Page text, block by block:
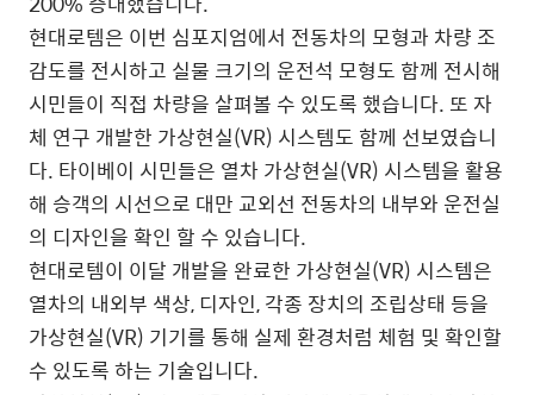
현대로템은 이번 심포지엄에서 전동차의 모형과 차량 조
감도를 전시하고 실물 크기의 운전석 모형도 함께 전시해
시민들이 직접 차량을 살펴볼 수 있도록 했습니다. 또 자
체 연구 개발한 가상현실(VR) 시스템도 함께 선보였습니
다. 타이베이 시민들은 열차 가상현실(VR) 시스템을 활용
해 승객의 시선으로 대만 교외선 전동차의 내부와 운전실
의 디자인을 확인 할 수 있습니다.
현대로템이 이달 개발을 완료한 가상현실(VR) 시스템은
열차의 내외부 색상, 디자인, 각종 장치의 조립상태 등을
가상현실(VR) 기기를 통해 실제 환경처럼 체험 및 확인할
수 있도록 하는 기술입니다.